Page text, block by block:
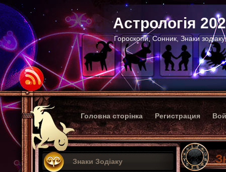
Астрологія
Гороскопи, Сонник, Знаки
Головна сторінка Регистрация
Знаки Зодіаку